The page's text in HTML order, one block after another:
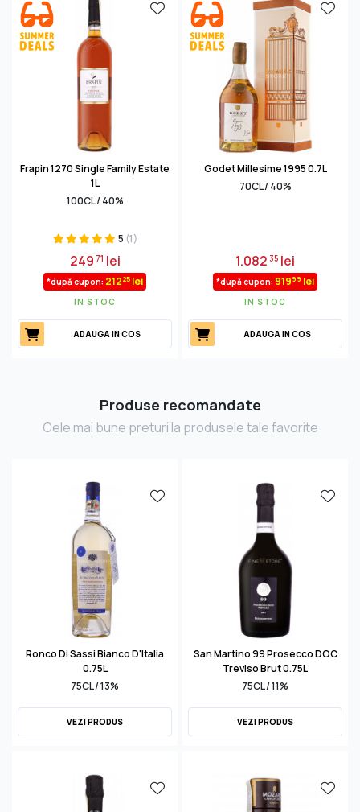
Frapin 1270 Single Family Estate
1L
100CL / 40%
5 (1)
249 71 lei
*după cupon: 21225 lei
IN STOC
ADAUGA IN COS
Godet Millesime 1995 0.7L
70CL / 40%
1.082 35 lei
*după cupon: 91999 lei
IN STOC
ADAUGA IN COS
Produse recomandate
Cele mai bune preturi la produsele tale favorite
Ronco Di Sassi Bianco D'Italia
0.75L
75CL / 13%
VEZI PRODUS
San Martino 99 Prosecco DOC
Treviso Brut 0.75L
75CL / 11%
VEZI PRODUS